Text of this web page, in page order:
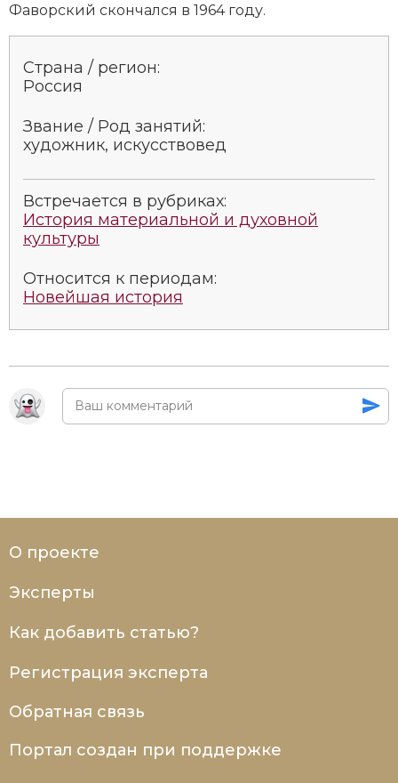
Фаворский скончался в 1964 году.
Страна / регион:
Россия
Звание / Род занятий:
художник, искусствовед
Встречается в рубриках:
История материальной и духовной
культуры
Относится к периодам:
Новейшая история
О проекте
Эксперты
Как добавить статью?
Регистрация эксперта
Обратная связь
Портал создан при поддержке